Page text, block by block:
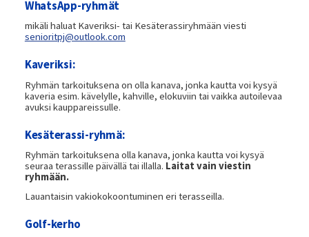
WhatsApp-ryhmät
mikäli haluat Kaveriksi- tai Kesäterassiryhmään viesti
senioritpj@outlook.com
Kaveriksi:
Ryhmän tarkoituksena on olla kanava, jonka kautta voi kysyä
kaveria esim. kävelylle, kahville, elokuviin tai vaikka autoilevaa
avuksi kauppareissulle.
Kesäterassi-ryhmä:
Ryhmän tarkoituksena olla kanava, jonka kautta voi kysyä
seuraa terassille päivällä tai illalla. Laitat vain viestin
ryhmään.
Lauantaisin vakiokokoontuminen eri terasseilla.
Golf-kerho